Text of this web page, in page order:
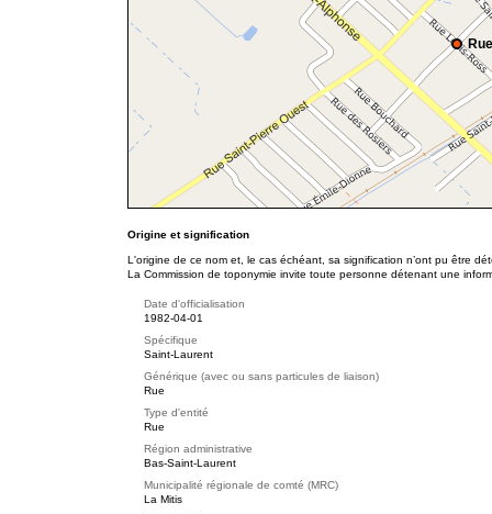
Origine et signification
L'origine de ce nom et, le cas échéant, sa signification n’ont pu être
La Commission de toponymie invite toute personne détenant une
Date d'officialisation
1982-04-01
Spécifique
Saint-Laurent
Générique (avec ou sans particules de liaison)
Rue
Type d'entité
Rue
Région administrative
Bas-Saint-Laurent
Municipalité régionale de comté (MRC)
La Mitis